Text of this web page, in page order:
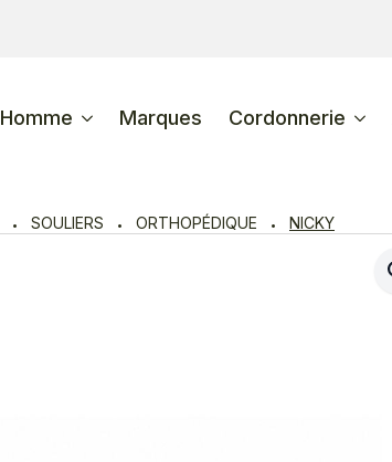
Homme Marques Cordonnerie
SOULIERS ORTHOPÉDIQUE NICKY